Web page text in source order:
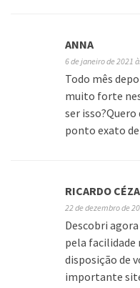
ANNA
6 de janeiro de 2021
Todo mês
muito forte
ser
ponto exato
RICARDO
22 de dezembro de
Descobri
pela facilidade
disposição de
importante